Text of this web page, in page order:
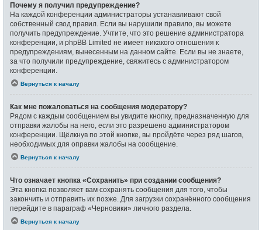
Почему я получил предупреждение?
На каждой конференции администраторы устанавливают свой
собственный свод правил. Если вы нарушили правило, вы можете
получить предупреждение. Учтите, что это решение администратора
конференции, и phpBB Limited не имеет никакого отношения к
предупреждениям, вынесенным на данном сайте. Если вы не знаете,
за что получили предупреждение, свяжитесь с администратором
конференции.
Вернуться к началу
Как мне пожаловаться на сообщения модератору?
Рядом с каждым сообщением вы увидите кнопку, предназначенную для
отправки жалобы на него, если это разрешено администратором
конференции. Щёлкнув по этой кнопке, вы пройдёте через ряд шагов,
необходимых для оправки жалобы на сообщение.
Вернуться к началу
Что означает кнопка «Сохранить» при создании сообщения?
Эта кнопка позволяет вам сохранять сообщения для того, чтобы
закончить и отправить их позже. Для загрузки сохранённого сообщения
перейдите в параграф «Черновики» личного раздела.
Вернуться к началу